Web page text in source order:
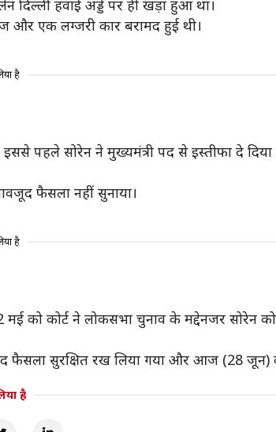
हवाई अड्डे पर ही खड़ा हुआ था।
और एक लग्जरी कार बरामद हुई थी।
है
पहले सोरेन ने मुख्यमंत्री पद से इस्तीफा दे
फैसला नहीं सुनाया।
है
मई को कोर्ट ने लोकसभा चुनाव के मद्देनजर सोरेन
फैसला सुरक्षित रख लिया गया और आज (28 जून)
है